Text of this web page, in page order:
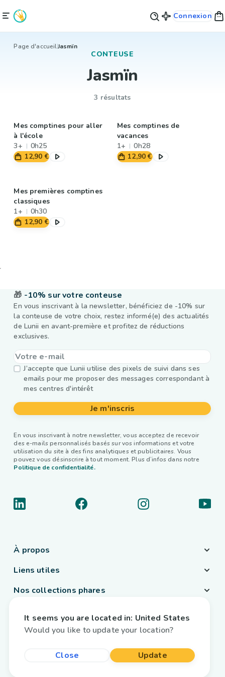
Connexion
Page d'accueilJasmïn
CONTEUSE
Jasmïn
3 résultats
Mes comptines pour aller
à l'école
3+
0h25
12,90 €
Mes comptines de
vacances
1+
0h28
12,90 €
Mes premières comptines
classiques
1+
0h30
12,90 €
🎁 -10% sur votre conteuse
En vous inscrivant à la newsletter, bénéficiez de -10% sur
la conteuse de votre choix, restez informé(e) des actualités
de Lunii en avant-première et profitez de réductions
exclusives.
J’accepte que Lunii utilise des pixels de suivi dans ses
emails pour me proposer des messages correspondant à
mes centres d'intérêt
Je m'inscris
En vous inscrivant à notre newsletter, vous acceptez de recevoir
des e-mails personnalisés basés sur vos informations et votre
utilisation du site à des fins analytiques et publicitaires. Vous
pouvez vous désinscrire à tout moment. Plus d’infos dans notre
Politique de confidentialité.
À propos
Liens utiles
Nos collections phares
Belgique Français
It seems you are located in: United States
Would you like to update your location?
Close Update